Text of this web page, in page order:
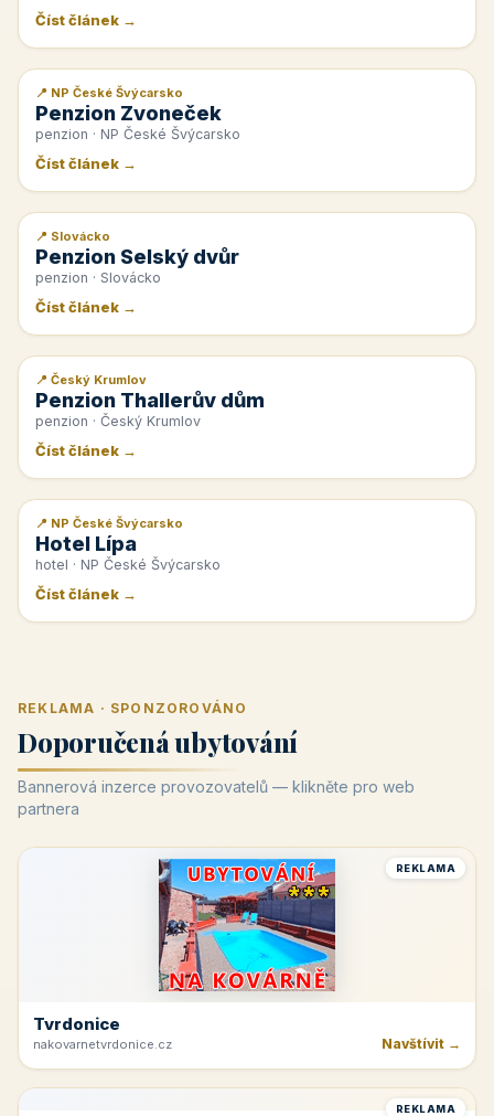
Číst článek →
📰 PR článek
📍 NP České Švýcarsko
Penzion Zvoneček
penzion · NP České Švýcarsko
Číst článek →
📰 PR článek
📍 Slovácko
Penzion Selský dvůr
penzion · Slovácko
Číst článek →
📰 PR článek
📍 Český Krumlov
Penzion Thallerův dům
penzion · Český Krumlov
Číst článek →
📰 PR článek
📍 NP České Švýcarsko
Hotel Lípa
hotel · NP České Švýcarsko
Číst článek →
REKLAMA · SPONZOROVÁNO
Doporučená ubytování
Bannerová inzerce provozovatelů — klikněte pro web
partnera
REKLAMA
Tvrdonice
nakovarnetvrdonice.cz Navštívit →
REKLAMA